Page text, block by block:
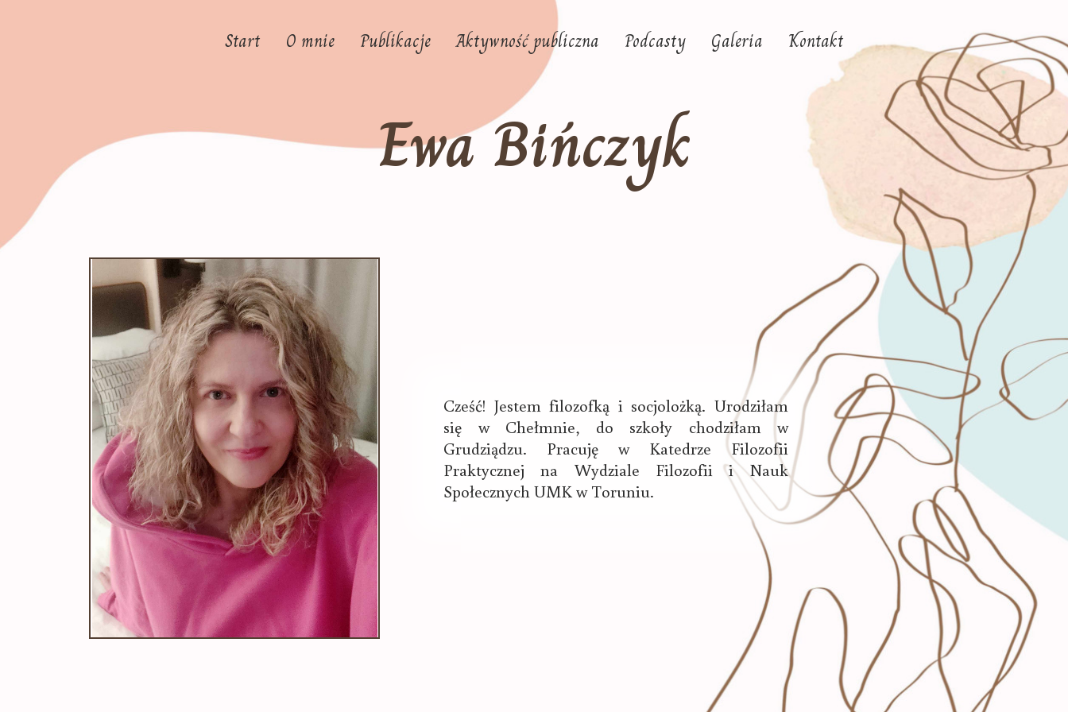
Start O mnie Publikacje Aktywność publiczna Podcasty Galeria Kontakt
Ewa Bińczyk
Cześć! Jestem filozofką i socjolożką. Urodziłam
się w Chełmnie, do szkoły chodziłam w
Grudziądzu. Pracuję w Katedrze Filozofii
Praktycznej na Wydziale Filozofii i Nauk
Społecznych UMK w Toruniu.